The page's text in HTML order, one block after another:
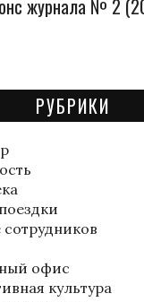
журнала № 2
РУБРИКИ
офис
культура